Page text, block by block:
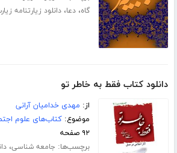
گاه،دعا،دانلود زیارتنامه
دانلود کتاب فقط به خاطر تو
از: مهدی خدامیان آرانی
موضوع:کتاب‌های علوم
۹۲ صفحه
برچسب‌ها: جامعه شناسی،